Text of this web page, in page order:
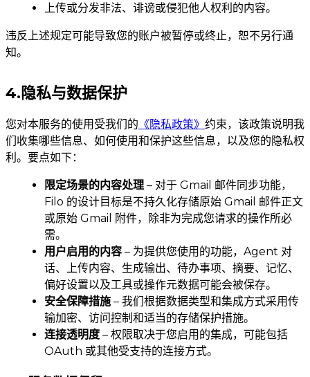
上传或分发非法、诽谤或侵犯他人权利的内容。
违反上述规定可能导致您的账户被暂停或终止，恕不另行通
知。
4.隐私与数据保护
您对本服务的使用受我们的 《隐私政策》 约束，该政策说明我
们收集哪些信息、如何使用和保护这些信息，以及您的隐私权
利。要点如下：
限定场景的内容处理 – 对于 Gmail 邮件同步功能，
Filo 的设计目标是不持久化存储原始 Gmail 邮件正文
或原始 Gmail 附件，除非为完成您请求的操作所必
需。
用户启用的内容 – 为提供您使用的功能，Agent 对
话、上传内容、生成输出、待办事项、摘要、记忆、
偏好设置以及工具或操作元数据可能会被保存。
安全保障措施 – 我们根据数据类型和集成方式采用传
输加密、访问控制和适当的存储保护措施。
连接透明度 – 权限取决于您启用的集成，可能包括
OAuth 或其他受支持的连接方式。